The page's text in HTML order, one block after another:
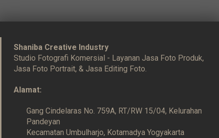
Shaniba Creative Industry
Studio Fotografi Komersial - Layanan Jasa Foto Produk,
Jasa Foto Portrait, & Jasa Editing Foto.
Alamat:
Gang Cindelaras No. 759A, RT/RW 15/04, Kelurahan
Pandeyan
Kecamatan Umbulharjo, Kotamadya Yogyakarta